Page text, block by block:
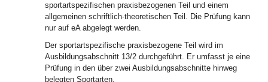
sportartspezifischen praxisbezogenen Teil und einem
allgemeinen schriftlich-theoretischen Teil. Die Prüfung kann
nur auf eA abgelegt werden.
Der sportartspezifische praxisbezogene Teil wird im
Ausbildungsabschnitt 13/2 durchgeführt. Er umfasst je eine
Prüfung in den über zwei Ausbildungsabschnitte hinweg
belegten Sportarten.